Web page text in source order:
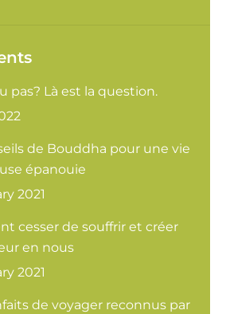
pas? Là est la question.
de Bouddha pour une vie
épanouie
2021
cesser de souffrir et créer
en nous
2021
de voyager reconnus par